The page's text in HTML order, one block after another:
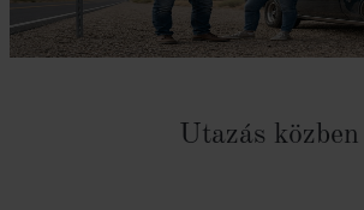
Utazás közben